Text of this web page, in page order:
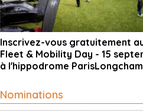
Inscrivez-vous gratuitement
Fleet & Mobility Day - 15
à l'hippodrome
Nominations